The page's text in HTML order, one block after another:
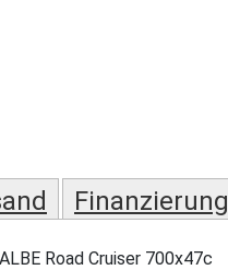
Finanzierung
Road Cruiser 700x47c